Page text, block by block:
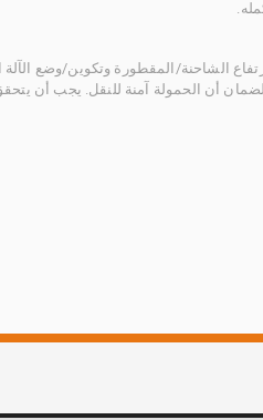
الشاحنة/المقطورة وتكوين/وضع
أن الحمولة آمنة للنقل. يجب أن